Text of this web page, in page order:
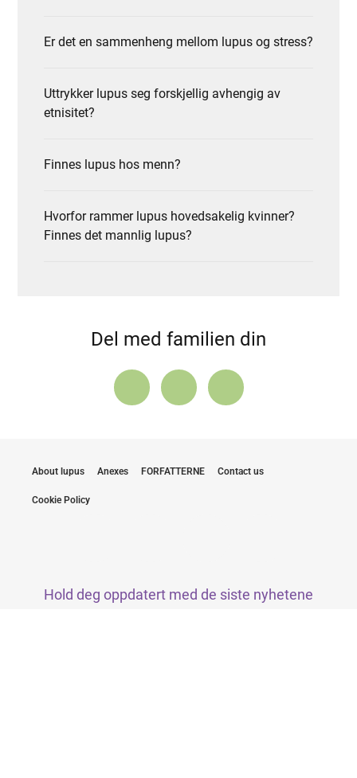
Er det en sammenheng mellom lupus og stress?
Uttrykker lupus seg forskjellig avhengig av
etnisitet?
Finnes lupus hos menn?
Hvorfor rammer lupus hovedsakelig kvinner?
Finnes det mannlig lupus?
Del med familien din
About lupus Anexes FORFATTERNE Contact us
Cookie Policy
Hold deg oppdatert med de siste nyhetene